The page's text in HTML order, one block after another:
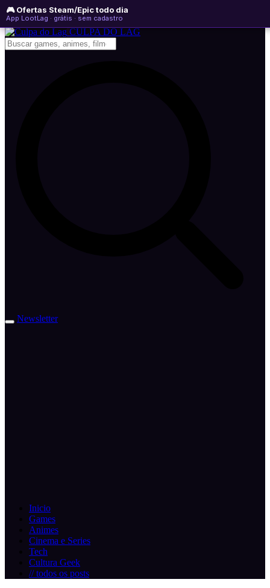
🎮 Ofertas Steam/Epic todo dia
App LootLag · grátis · sem cadastro
domingo, 09 de agosto de 2026 WhatsApp
Newsletter
CULPA DO LAG
Newsletter
Inicio
Games
Animes
Cinema e Series
Tech
Cultura Geek
// todos os posts